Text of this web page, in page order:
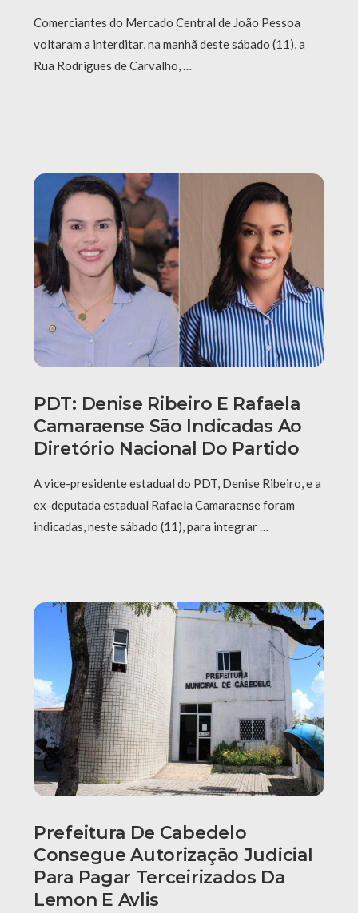
Comerciantes do Mercado Central de João Pessoa
voltaram a interditar, na manhã deste sábado (11), a
Rua Rodrigues de Carvalho, …
PDT: Denise Ribeiro E Rafaela
Camaraense São Indicadas Ao
Diretório Nacional Do Partido
A vice-presidente estadual do PDT, Denise Ribeiro, e a
ex-deputada estadual Rafaela Camaraense foram
indicadas, neste sábado (11), para integrar …
Prefeitura De Cabedelo
Consegue Autorização Judicial
Para Pagar Terceirizados Da
Lemon E Avlis